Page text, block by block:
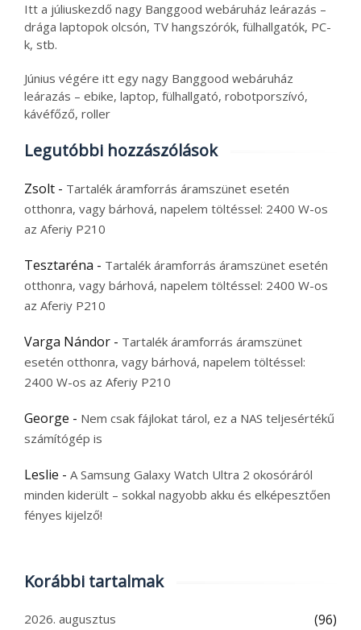
Itt a júliuskezdő nagy Banggood webáruház leárazás –
drága laptopok olcsón, TV hangszórók, fülhallgatók, PC-
k, stb.
Június végére itt egy nagy Banggood webáruház
leárazás – ebike, laptop, fülhallgató, robotporszívó,
kávéfőző, roller
Legutóbbi hozzászólások
Zsolt - Tartalék áramforrás áramszünet esetén
otthonra, vagy bárhová, napelem töltéssel: 2400 W-os
az Aferiy P210
Tesztaréna - Tartalék áramforrás áramszünet esetén
otthonra, vagy bárhová, napelem töltéssel: 2400 W-os
az Aferiy P210
Varga Nándor - Tartalék áramforrás áramszünet
esetén otthonra, vagy bárhová, napelem töltéssel:
2400 W-os az Aferiy P210
George - Nem csak fájlokat tárol, ez a NAS teljesértékű
számítógép is
Leslie - A Samsung Galaxy Watch Ultra 2 okosóráról
minden kiderült – sokkal nagyobb akku és elképesztően
fényes kijelző!
Korábbi tartalmak
2026. augusztus (96)